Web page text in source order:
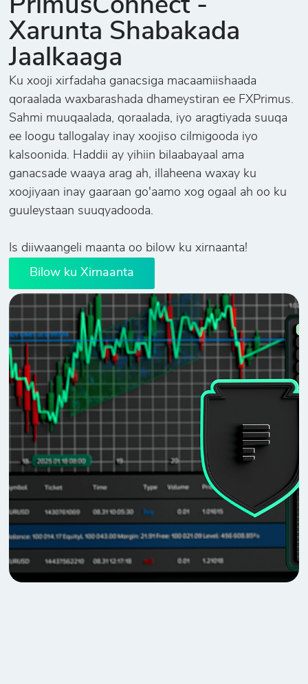
PrimusConnect -
Xarunta Shabakada
Jaalkaaga
Ku xooji xirfadaha ganacsiga macaamiishaada
qoraalada waxbarashada dhameystiran ee FXPrimus.
Sahmi muuqaalada, qoraalada, iyo aragtiyada suuqa
ee loogu tallogalay inay xoojiso cilmigooda iyo
kalsoonida. Haddii ay yihiin bilaabayaal ama
ganacsade waaya arag ah, illaheena waxay ku
xoojiyaan inay gaaraan go'aamo xog ogaal ah oo ku
guuleystaan suuqyadooda.
Is diiwaangeli maanta oo bilow ku xirnaanta!
Bilow ku Xirnaanta